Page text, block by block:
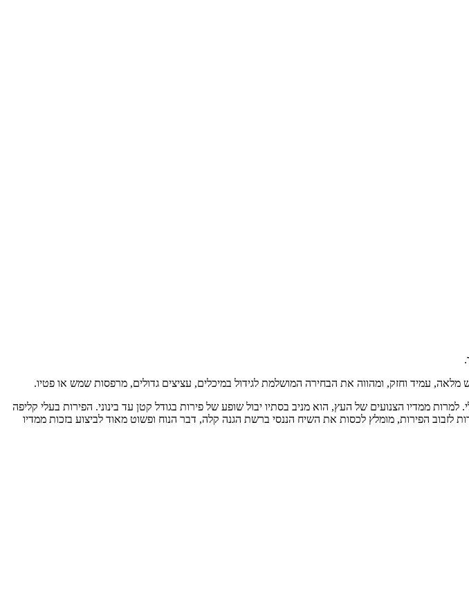
מלאה, עמיד וחזק, ומהווה את הבחירה המושלמת לגידול במיכלים, עציצים גדולים, מרפסות שמש או פטיו.
למרות ממדיו הצנועים של העץ, הוא מניב בסתיו יבול שופע של פירות בגודל קטן עד בינוני. הפירות בעלי קליפה
לזבוב הפירות, מומלץ לכסות את השיח הננסי ברשת הגנה קלה, דבר הנוח ופשוט מאוד לביצוע בזכות ממדיו